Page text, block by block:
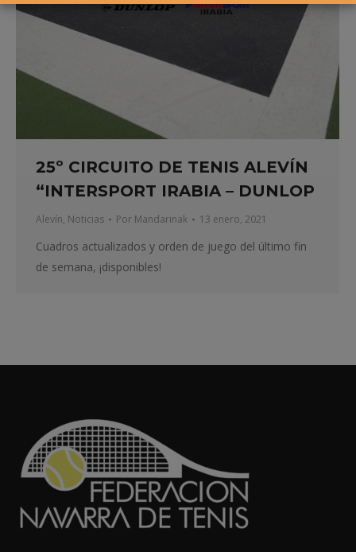
25º CIRCUITO DE TENIS ALEVÍN
“INTERSPORT IRABIA – DUNLOP
Alevín, Noticias Por Mandarinak 13 enero, 2021
Cuadros actualizados y orden de juego del último fin
de semana, ¡disponibles!